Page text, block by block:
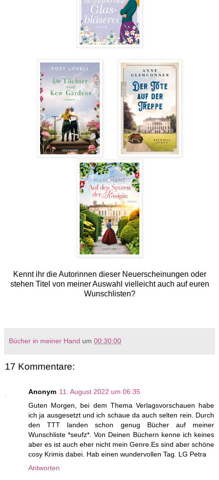
Kennt ihr die Autorinnen dieser Neuerscheinungen oder
stehen Titel von meiner Auswahl vielleicht auch auf euren
Wunschlisten?
Bücher in meiner Hand um 00:30:00
17 Kommentare:
Anonym 11. August 2022 um 06:35
Guten Morgen, bei dem Thema Verlagsvorschauen habe
ich ja ausgesetzt und ich schaue da auch selten rein. Durch
den TTT landen schon genug Bücher auf meiner
Wunschliste *seufz*. Von Deinen Büchern kenne ich keines
aber es ist auch eher nicht mein Genre.Es sind aber schöne
cosy Krimis dabei. Hab einen wundervollen Tag. LG Petra
Antworten